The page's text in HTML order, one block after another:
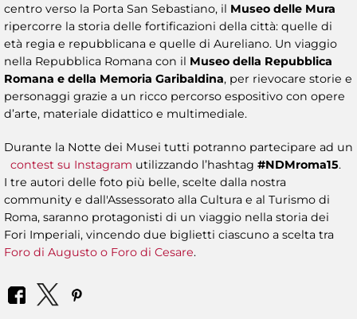
centro verso la Porta San Sebastiano, il Museo delle Mura
ripercorre la storia delle fortificazioni della città: quelle di
età regia e repubblicana e quelle di Aureliano. Un viaggio
nella Repubblica Romana con il Museo della Repubblica
Romana e della Memoria Garibaldina, per rievocare storie e
personaggi grazie a un ricco percorso espositivo con opere
d’arte, materiale didattico e multimediale.
Durante la Notte dei Musei tutti potranno partecipare ad un
contest su Instagram utilizzando l’hashtag #NDMroma15.
I tre autori delle foto più belle, scelte dalla nostra
community e dall'Assessorato alla Cultura e al Turismo di
Roma, saranno protagonisti di un viaggio nella storia dei
Fori Imperiali, vincendo due biglietti ciascuno a scelta tra
Foro di Augusto o Foro di Cesare.